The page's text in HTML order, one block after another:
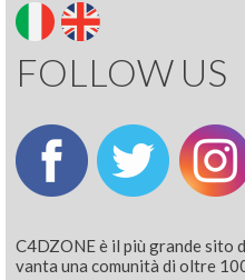
FOLLOW US
C4DZONE è il più grande sito
vanta una comunità di oltre